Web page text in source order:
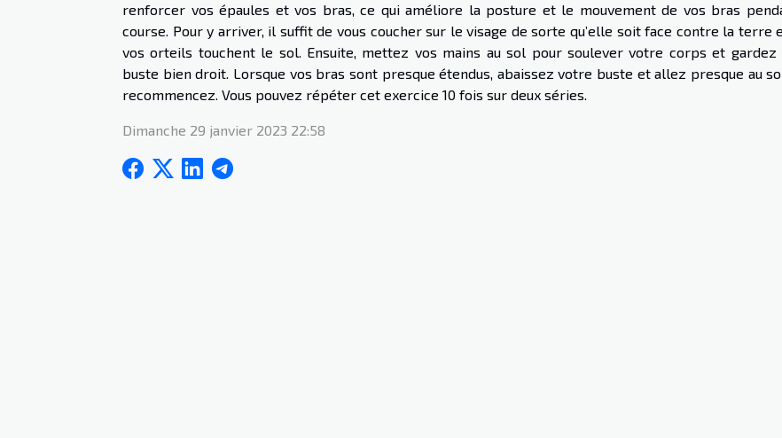
renforcer vos épaules et vos bras, ce qui améliore la posture et le mouvement de vos bras
course. Pour y arriver, il suffit de vous coucher sur le visage de sorte qu’elle soit face contre la terre
vos orteils touchent le sol. Ensuite, mettez vos mains au sol pour soulever votre corps et gardez
buste bien droit. Lorsque vos bras sont presque étendus, abaissez votre buste et allez presque au
recommencez. Vous pouvez répéter cet exercice 10 fois sur deux séries.
Dimanche 29 janvier 2023 22:58